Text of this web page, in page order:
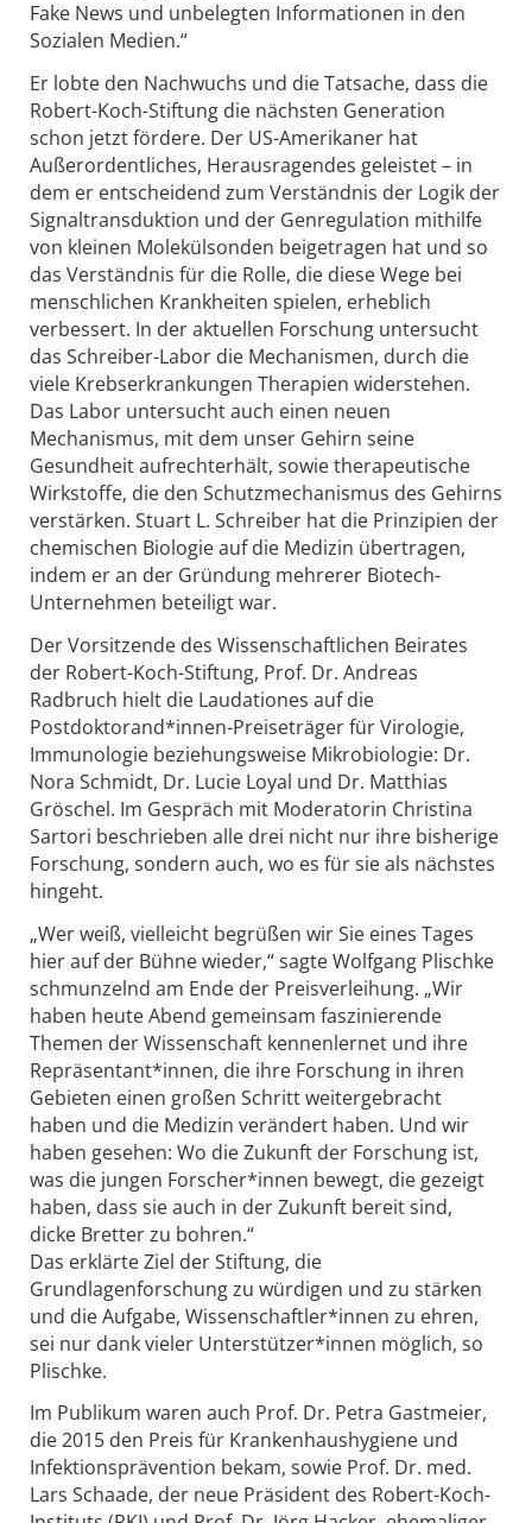
Fake News und unbelegten Informationen in den
Sozialen Medien.“
Er lobte den Nachwuchs und die Tatsache, dass die
Robert-Koch-Stiftung die nächsten Generation
schon jetzt fördere. Der US-Amerikaner hat
Außerordentliches, Herausragendes geleistet – in
dem er entscheidend zum Verständnis der Logik der
Signaltransduktion und der Genregulation mithilfe
von kleinen Molekülsonden beigetragen hat und so
das Verständnis für die Rolle, die diese Wege bei
menschlichen Krankheiten spielen, erheblich
verbessert. In der aktuellen Forschung untersucht
das Schreiber-Labor die Mechanismen, durch die
viele Krebserkrankungen Therapien widerstehen.
Das Labor untersucht auch einen neuen
Mechanismus, mit dem unser Gehirn seine
Gesundheit aufrechterhält, sowie therapeutische
Wirkstoffe, die den Schutzmechanismus des Gehirns
verstärken. Stuart L. Schreiber hat die Prinzipien der
chemischen Biologie auf die Medizin übertragen,
indem er an der Gründung mehrerer Biotech-
Unternehmen beteiligt war.
Der Vorsitzende des Wissenschaftlichen Beirates
der Robert-Koch-Stiftung, Prof. Dr. Andreas
Radbruch hielt die Laudationes auf die
Postdoktorand*innen-Preiseträger für Virologie,
Immunologie beziehungsweise Mikrobiologie: Dr.
Nora Schmidt, Dr. Lucie Loyal und Dr. Matthias
Gröschel. Im Gespräch mit Moderatorin Christina
Sartori beschrieben alle drei nicht nur ihre bisherige
Forschung, sondern auch, wo es für sie als nächstes
hingeht.
„Wer weiß, vielleicht begrüßen wir Sie eines Tages
hier auf der Bühne wieder,“ sagte Wolfgang Plischke
schmunzelnd am Ende der Preisverleihung. „Wir
haben heute Abend gemeinsam faszinierende
Themen der Wissenschaft kennenlernet und ihre
Repräsentant*innen, die ihre Forschung in ihren
Gebieten einen großen Schritt weitergebracht
haben und die Medizin verändert haben. Und wir
haben gesehen: Wo die Zukunft der Forschung ist,
was die jungen Forscher*innen bewegt, die gezeigt
haben, dass sie auch in der Zukunft bereit sind,
dicke Bretter zu bohren.“
Das erklärte Ziel der Stiftung, die
Grundlagenforschung zu würdigen und zu stärken
und die Aufgabe, Wissenschaftler*innen zu ehren,
sei nur dank vieler Unterstützer*innen möglich, so
Plischke.
Im Publikum waren auch Prof. Dr. Petra Gastmeier,
die 2015 den Preis für Krankenhaushygiene und
Infektionsprävention bekam, sowie Prof. Dr. med.
Lars Schaade, der neue Präsident des Robert-Koch-